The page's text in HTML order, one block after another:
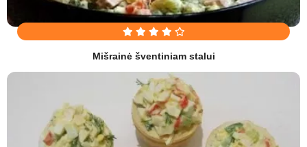
Mišrainė šventiniam stalui